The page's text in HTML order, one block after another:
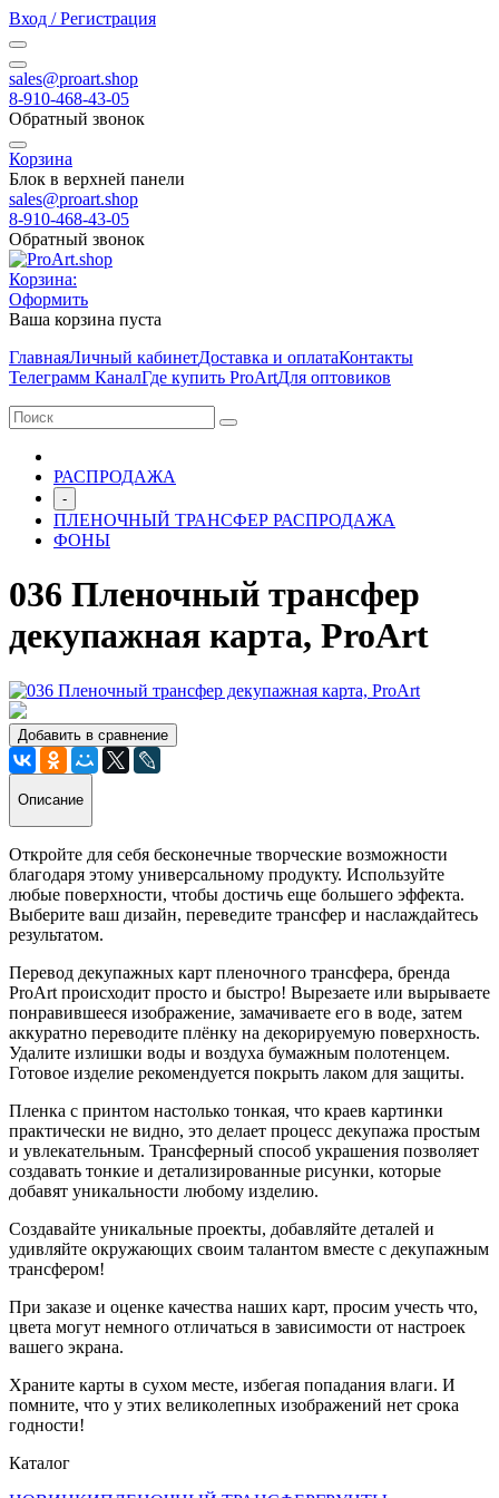
Вход / Регистрация
sales@proart.shop
8-910-468-43-05
Обратный звонок
Корзина
Блок в верхней панели
sales@proart.shop
8-910-468-43-05
Обратный звонок
Корзина:
Оформить
Ваша корзина пуста
ГлавнаяЛичный кабинетДоставка и оплатаКонтакты
Телеграмм КаналГде купить ProArtДля оптовиков
РАСПРОДАЖА
-
ПЛЕНОЧНЫЙ ТРАНСФЕР РАСПРОДАЖА
ФОНЫ
036 Пленочный трансфер
декупажная карта, ProArt
Добавить в сравнение
Описание
Откройте для себя бесконечные творческие возможности
благодаря этому универсальному продукту. Используйте
любые поверхности, чтобы достичь еще большего эффекта.
Выберите ваш дизайн, переведите трансфер и наслаждайтесь
результатом.
Перевод декупажных карт пленочного трансфера, бренда
ProArt происходит просто и быстро! Вырезаете или вырываете
понравившееся изображение, замачиваете его в воде, затем
аккуратно переводите плёнку на декорируемую поверхность.
Удалите излишки воды и воздуха бумажным полотенцем.
Готовое изделие рекомендуется покрыть лаком для защиты.
Пленка с принтом настолько тонкая, что краев картинки
практически не видно, это делает процесс декупажа простым
и увлекательным. Трансферный способ украшения позволяет
создавать тонкие и детализированные рисунки, которые
добавят уникальности любому изделию.
Создавайте уникальные проекты, добавляйте деталей и
удивляйте окружающих своим талантом вместе с декупажным
трансфером!
При заказе и оценке качества наших карт, просим учесть что,
цвета могут немного отличаться в зависимости от настроек
вашего экрана.
Храните карты в сухом месте, избегая попадания влаги. И
помните, что у этих великолепных изображений нет срока
годности!
Каталог